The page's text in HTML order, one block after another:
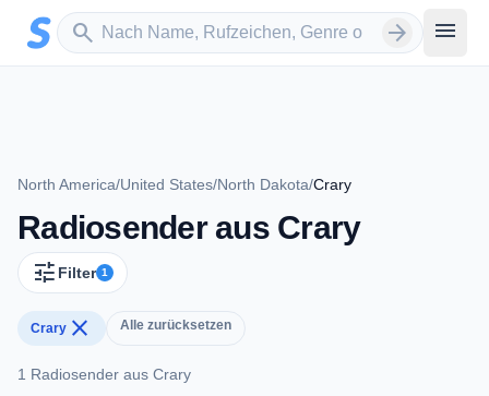
Zum Hauptinhalt springen
search
Sender suchen arrow_forward menu
North America/United States/North Dakota/Crary
Radiosender aus Crary
tune Filter 1
Crary close Alle zurücksetzen
1 Radiosender aus Crary